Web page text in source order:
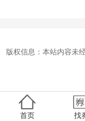
版权信息：本站内容未
首页 找